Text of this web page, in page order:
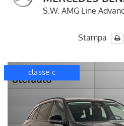
S.W. AMG Line
Stampa
disponibile